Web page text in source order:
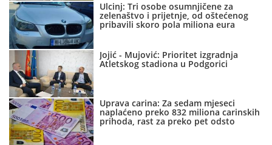
Ulcinj: Tri osobe osumnjičene za
zelenaštvo i prijetnje, od oštećenog
pribavili skoro pola miliona eura
Jojić - Mujović: Prioritet izgradnja
Atletskog stadiona u Podgorici
Uprava carina: Za sedam mjeseci
naplaćeno preko 832 miliona carinskih
prihoda, rast za preko pet odsto